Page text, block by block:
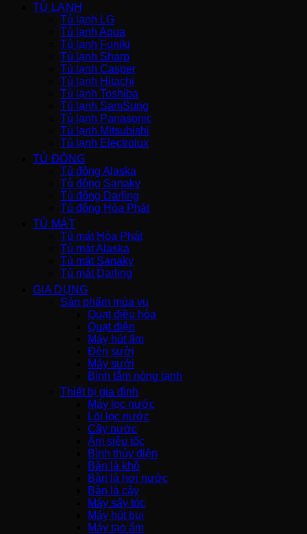
TỦ LẠNH
Tủ lạnh LG
Tủ lạnh Aqua
Tủ lạnh Funiki
Tủ lạnh Sharp
Tủ lạnh Casper
Tủ lạnh Hitachi
Tủ lạnh Toshiba
Tủ lạnh SamSung
Tủ lạnh Panasonic
Tủ lạnh Mitsubishi
Tủ lạnh Electrolux
TỦ ĐÔNG
Tủ đông Alaska
Tủ đông Sanaky
Tủ đông Darling
Tủ đông Hòa Phát
TỦ MÁT
Tủ mát Hòa Phát
Tủ mát Alaska
Tủ mát Sanaky
Tủ mát Darling
GIA DỤNG
Sản phẩm mùa vụ
Quạt điều hòa
Quạt điện
Máy hút ẩm
Đèn sưởi
Máy sưởi
Bình tắm nóng lạnh
Thiết bị gia đình
Máy lọc nước
Lõi lọc nước
Cây nước
Ấm siêu tốc
Bình thủy điện
Bàn là khô
Bàn là hơi nước
Bàn là cây
Máy sấy tóc
Máy hút bụi
Máy tạo ẩm